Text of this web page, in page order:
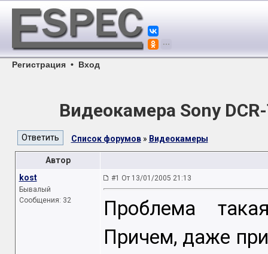
Регистрация • Вход
Видеокамера Sony
Список форумов» Видеокамеры
Автор
kost
Бывалый
Сообщения: 32
#1 От 13/01/2005 21:13
Проблема
Причем, даже